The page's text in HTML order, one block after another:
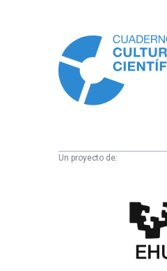
Un proyecto de:
Científica